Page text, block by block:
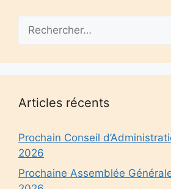
Articles récents
Prochain Conseil
2026
Prochaine Assemblée